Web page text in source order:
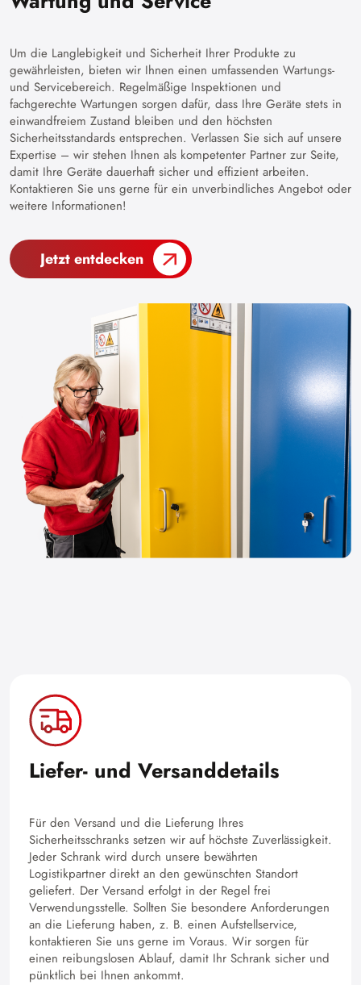
Um die Langlebigkeit und Sicherheit Ihrer Produkte zu
gewährleisten, bieten wir Ihnen einen umfassenden Wartungs-
und Servicebereich. Regelmäßige Inspektionen und
fachgerechte Wartungen sorgen dafür, dass Ihre Geräte stets in
einwandfreiem Zustand bleiben und den höchsten
Sicherheitsstandards entsprechen. Verlassen Sie sich auf unsere
Expertise – wir stehen Ihnen als kompetenter Partner zur Seite,
damit Ihre Geräte dauerhaft sicher und effizient arbeiten.
Kontaktieren Sie uns gerne für ein unverbindliches Angebot oder
weitere Informationen!
Jetzt entdecken
Liefer- und Versanddetails
Für den Versand und die Lieferung Ihres
Sicherheitsschranks setzen wir auf höchste Zuverlässigkeit.
Jeder Schrank wird durch unsere bewährten
Logistikpartner direkt an den gewünschten Standort
geliefert. Der Versand erfolgt in der Regel frei
Verwendungsstelle. Sollten Sie besondere Anforderungen
an die Lieferung haben, z. B. einen Aufstellservice,
kontaktieren Sie uns gerne im Voraus. Wir sorgen für
einen reibungslosen Ablauf, damit Ihr Schrank sicher und
pünktlich bei Ihnen ankommt.